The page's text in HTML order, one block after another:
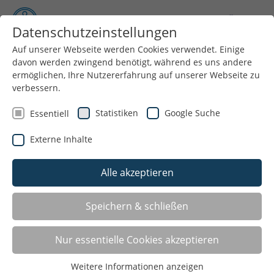
Menü
Rehasport
Rehabilitationssport wirkt mit den Mitteln des Sports
ganzheitlich auf die Gesundheit ein.
Rehabilitationssport ist eine ergänzende Leistung zur
medizinischen Rehabilitation und erfolgt auf ärztliche
Datenschutzeinstellungen
Auf unserer Webseite werden Cookies verwendet. Einige
davon werden zwingend benötigt, während es uns andere
ermöglichen, Ihre Nutzererfahrung auf unserer Webseite zu
verbessern.
Essentiell Statistiken Google Suche
Externe Inhalte
Alle akzeptieren
Speichern & schließen
Nur essentielle Cookies akzeptieren
Weitere Informationen anzeigen